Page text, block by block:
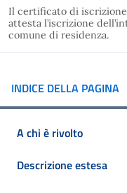
Il certificato di
attesta l’iscrizione
comune di residenza.
INDICE DELLA PAGINA
A chi è rivolto
Descrizione estesa